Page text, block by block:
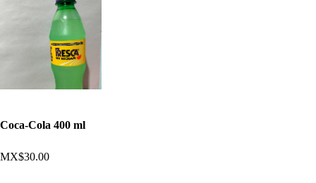
Coca-Cola 400 ml
MX$30.00